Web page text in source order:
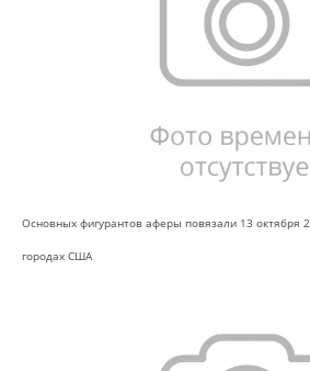
Основных фигурантов аферы повязали 13 октября
городах США